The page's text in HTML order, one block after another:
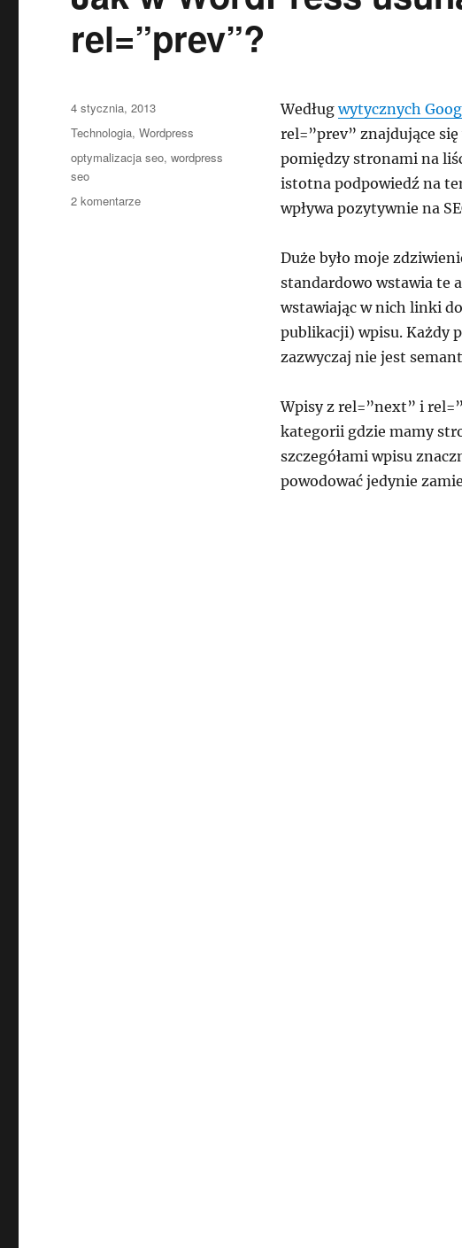
rel=”prev”?
Wedługwytycznych
rel=”prev” znajdujące się
pomiędzy stronami na
istotna podpowiedź na
wpływa pozytywnie na
Duże było moje
standardowo wstawia te
wstawiając w nich linki
publikacji) wpisu. Każdy
zazwyczaj nie jest
Wpisy z rel=”next” i
kategorii gdzie mamy
szczegółami wpisu
powodować jedynie
Data
publikacji
4 stycznia, 2013
Kategorie
Technologia,Wordpress
Tagi
optymalizacja seo,wordpress
seo
2 komentarzedo